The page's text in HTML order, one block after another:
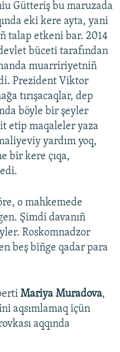
Gütteriş bu maruzada
eki kere ayta, yani
talap etkeni bar. 2014
büceti tarafından
muarririyetniñ
Prezident Viktor
tırışacaqlar, dep
böyle bir şeyler
etip maqaleler yaza
yardım yoq,
bir kere çıqa,
o mahkemede
Şimdi davanıñ
Roskomnadzor
beş biñge qadar para
Mariya Muradova,
aqsımlamaq içün
aqqında